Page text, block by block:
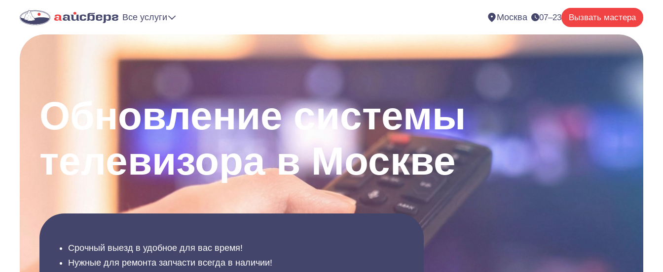
Все услуги Москва 07–23 Вызвать мастера
Обновление системы
телевизора в Москве
Срочный выезд в удобное для вас время!
Нужные для ремонта запчасти всегда в наличии!